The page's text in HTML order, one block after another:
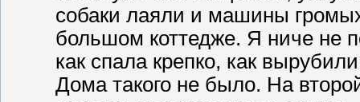
собаки лаяли и машины
большом коттедже. Я ниче не
как спала крепко, как
Дома такого не было. На